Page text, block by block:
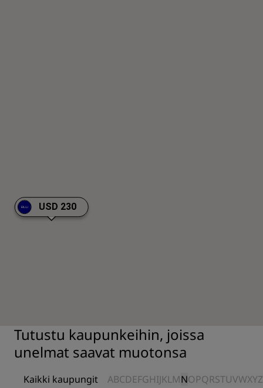
USD 230
Tutustu kaupunkeihin, joissa
unelmat saavat muotonsa
Kaikki kaupungit ABCDEFGHIJKLMNOPQRSTUVWXYZ